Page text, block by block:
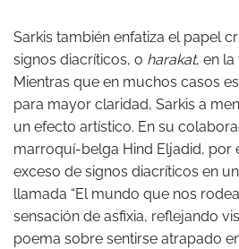
Sarkis también enfatiza el papel
signos diacríticos, o harakat, en
Mientras que en muchos casos
para mayor claridad, Sarkis a
un efecto artístico. En su
marroquí-belga Hind Eljadid, por
exceso de signos diacríticos en
llamada “El mundo que nos
sensación de asfixia, reflejando
poema sobre sentirse atrapado